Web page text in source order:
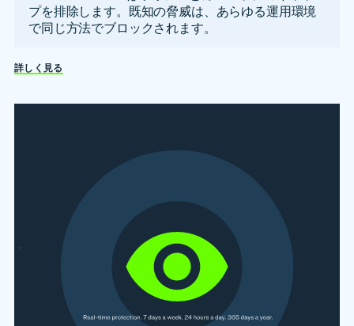
プを排除します。既知の脅威は、あらゆる運用環境
で同じ方法でブロックされます。
詳しく見る